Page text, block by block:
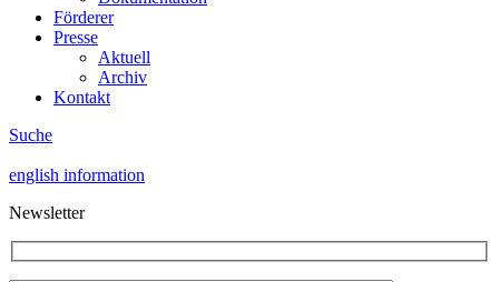
Förderer
Presse
Aktuell
Archiv
Kontakt
Suche
english information
Newsletter